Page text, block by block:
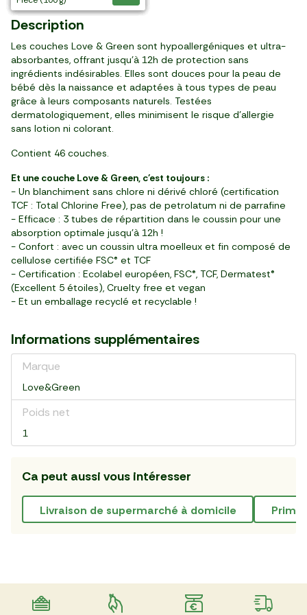
Description
Les couches Love & Green sont hypoallergéniques et ultra-
absorbantes, offrant jusqu'à 12h de protection sans
ingrédients indésirables. Elles sont douces pour la peau de
bébé dès la naissance et adaptées à tous types de peau
grâce à leurs composants naturels. Testées
dermatologiquement, elles minimisent le risque d'allergie
sans lotion ni colorant.
Contient 46 couches.
Et une couche Love & Green, c'est toujours :
- Un blanchiment sans chlore ni dérivé chloré (certification
TCF : Total Chlorine Free), pas de petrolatum ni de parrafine
- Efficace : 3 tubes de répartition dans le coussin pour une
absorption optimale jusqu'à 12h !
- Confort : avec un coussin ultra moelleux et fin composé de
cellulose certifiée FSC® et TCF
- Certification : Ecolabel européen, FSC®, TCF, Dermatest®
(Excellent 5 étoiles), Cruelty free et vegan
- Et un emballage recyclé et recyclable !
Informations supplémentaires
Marque
Love&Green
Poids net
1
Ca peut aussi vous intéresser
livraison de supermarché à domicile